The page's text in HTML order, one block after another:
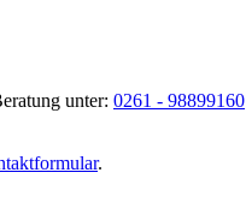
unter: 0261 - 98899160
.